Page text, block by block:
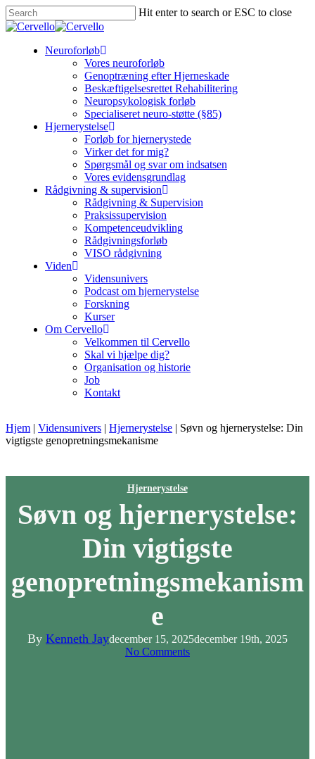
Skip
to
content
Hit enter to search or ESC to close
Close
Neuroforløb
Vores neuroforløb
Genoptræning efter Hjerneskade
Beskæftigelsesrettet Rehabilitering
Neuropsykologisk forløb
Specialiseret neuro-støtte (§85)
Hjernerystelse
Forløb for hjernerystede
Virker det for mig?
Spørgsmål og svar om indsatsen
Vores evidensgrundlag
Rådgivning & supervision
Rådgivning & Supervision
Praksissupervision
Kompetenceudvikling
Rådgivningsforløb
VISO rådgivning
Viden
Vidensunivers
Podcast om hjernerystelse
Forskning
Kurser
Om Cervello
Velkommen til Cervello
Skal vi hjælpe dig?
Organisation og historie
Job
Kontakt
Hjem |Vidensunivers |Hjernerystelse | Søvn og hjernerystelse: Din
vigtigste genopretningsmekanisme
Hjernerystelse
Søvn og hjernerystelse:
Din vigtigste
genopretningsmekanism
e
By Kenneth Jaydecember 15, 2025december 19th, 2025
No Comments